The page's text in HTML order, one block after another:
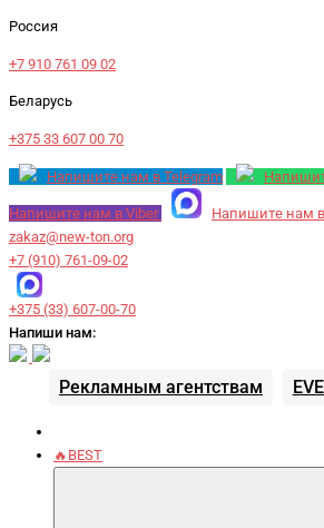
Россия
+7 910 761 09 02
Беларусь
+375 33 607 00 70
Напишите нам в Telegram
Напишите нам в Viber
Напишите нам
zakaz@new-ton.org
+7 (910) 761-09-02
+375 (33) 607-00-70
Напиши нам:
Рекламным агентствам
🔥BEST